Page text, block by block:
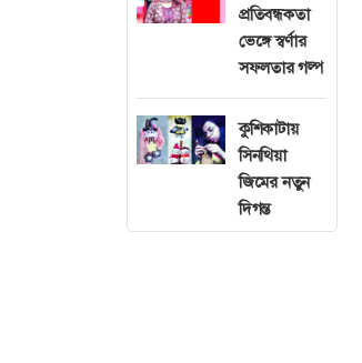
প্রতিবন্ধকতা
ভেঙ্গে স্বর্ণার
সফলতার গল্প
কুশিকাটায়
সিনথিয়া
জিমের নতুন
দিগন্ত